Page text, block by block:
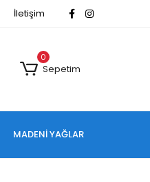
İletişim
0
Sepetim
MADENİ YAĞLAR